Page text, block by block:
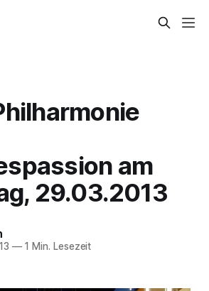
am
29.03.2013
—1 Min. Lesezeit